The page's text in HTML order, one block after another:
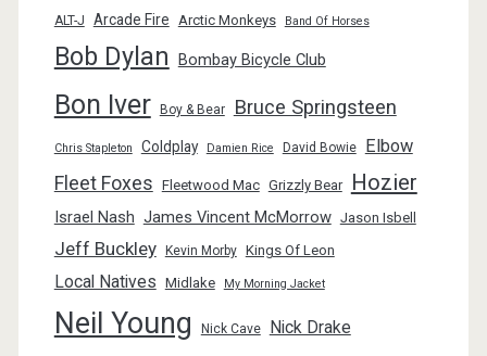
ALT-J Arcade Fire Arctic Monkeys Band Of Horses
Bob Dylan Bombay Bicycle Club
Bon Iver Boy & Bear Bruce Springsteen
Chris Stapleton Coldplay Damien Rice David Bowie Elbow
Fleet Foxes Fleetwood Mac Grizzly Bear Hozier
Israel Nash James Vincent McMorrow Jason Isbell
Jeff Buckley Kevin Morby Kings Of Leon
Local Natives Midlake My Morning Jacket
Neil Young Nick Cave Nick Drake